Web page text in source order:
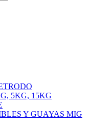
5KG, 15KG
Y GUAYAS MIG